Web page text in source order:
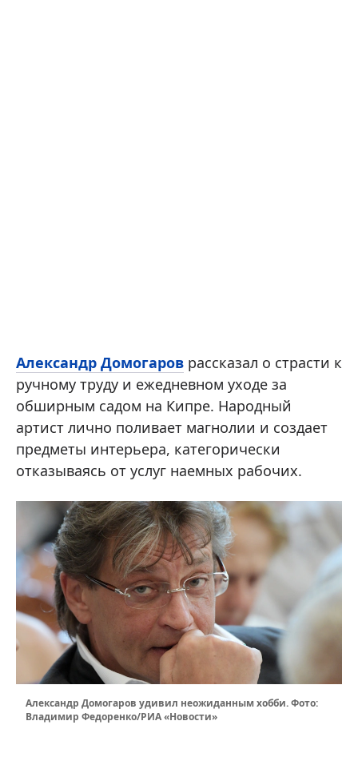
Александр Домогаров рассказал о страсти к
ручному труду и ежедневном уходе за
обширным садом на Кипре. Народный
артист лично поливает магнолии и создает
предметы интерьера, категорически
отказываясь от услуг наемных рабочих.
Александр Домогаров удивил неожиданным хобби. Фото:
Владимир Федоренко/РИА «Новости»